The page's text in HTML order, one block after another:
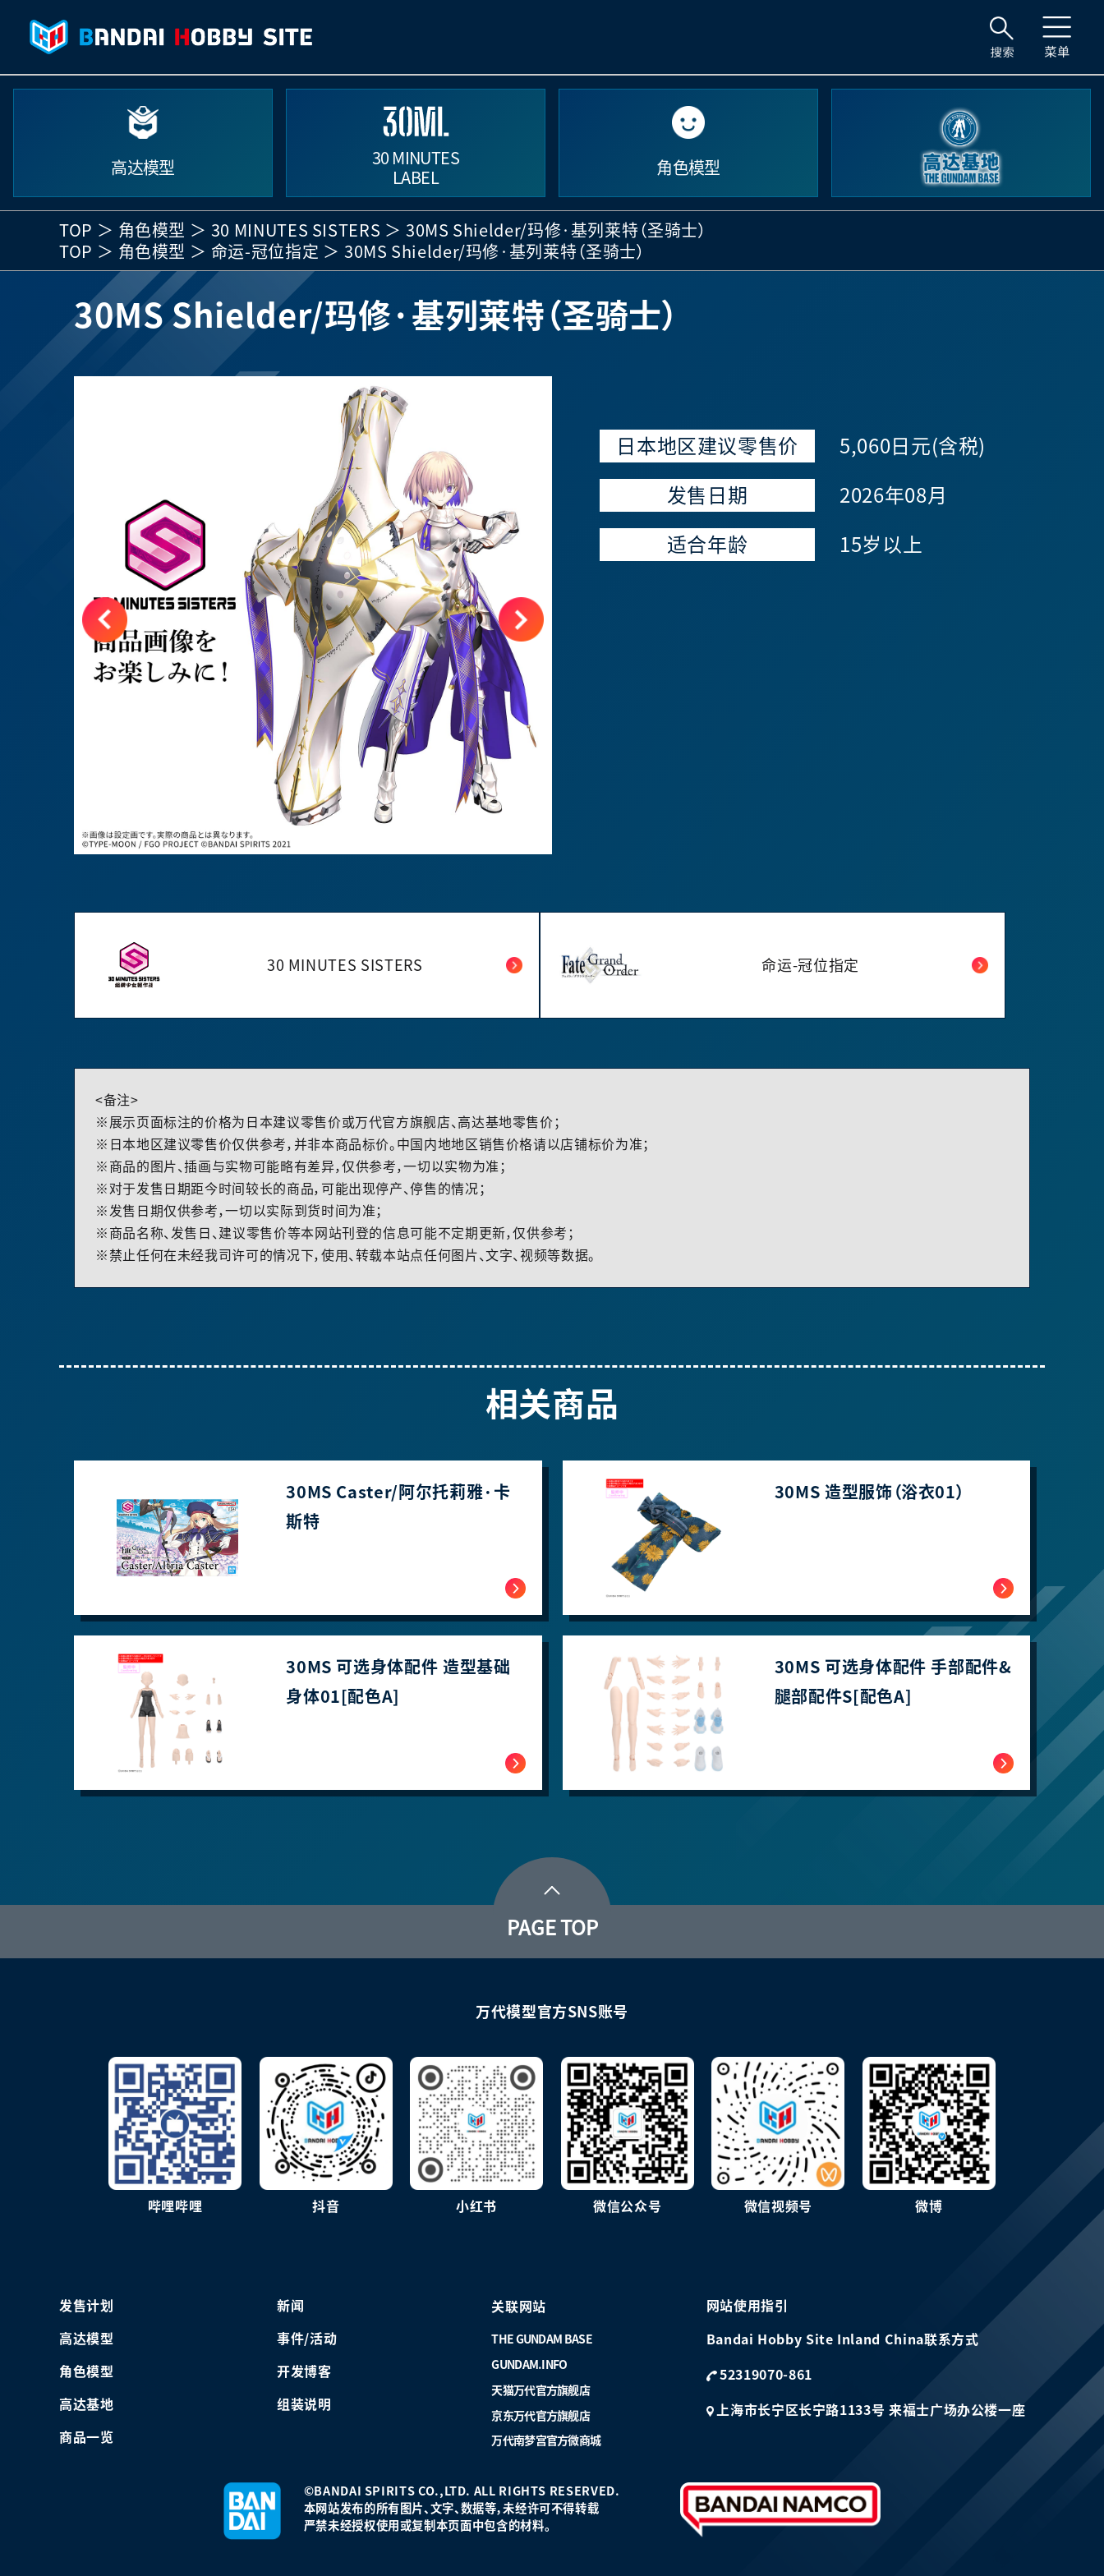
高达模型
30 MINUTES
LABEL
角色模型
TOP 角色模型 30 MINUTES SISTERS
30MS Shielder/玛修·基列莱特（圣骑士）
TOP
角色模型 命运-冠位指定 30MS Shielder/玛修·基列莱特（圣骑士）
30MS Shielder/玛修·基列莱特（圣骑士）
日本地区建议零售价 5,060日元(含税)
发售日期 2026年08月
适合年龄 15岁以上
30 MINUTES SISTERS 命运-冠位指定
<备注>
※展示页面标注的价格为日本建议零售价或万代官方旗舰店、高达基地零售价；
※日本地区建议零售价仅供参考，并非本商品标价。中国内地地区销售价格请以店铺标价为准；
※商品的图片、插画与实物可能略有差异，仅供参考，一切以实物为准；
※对于发售日期距今时间较长的商品，可能出现停产、停售的情况；
※发售日期仅供参考，一切以实际到货时间为准；
※商品名称、发售日、建议零售价等本网站刊登的信息可能不定期更新，仅供参考；
※禁止任何在未经我司许可的情况下，使用、转载本站点任何图片、文字、视频等数据。
相关商品
30MS Caster/阿尔托莉雅·卡
斯特
30MS 造型服饰（浴衣01）
30MS 可选身体配件 造型基础
身体01[配色A]
30MS 可选身体配件 手部配件&
腿部配件S[配色A]
PAGE TOP
万代模型官方SNS账号
哔哩哔哩 抖音 小红书 微信公众号 微信视频号 微博
发售计划
高达模型
角色模型
高达基地
商品一览
新闻
事件/活动
开发博客
组装说明
关联网站
THE GUNDAM BASE
GUNDAM.INFO
天猫万代官方旗舰店
京东万代官方旗舰店
万代南梦宫官方微商城
网站使用指引
Bandai Hobby Site Inland China联系方式
52319070-861
上海市长宁区长宁路1133号 来福士广场办公楼一座
©BANDAI SPIRITS CO.,LTD. ALL RIGHTS RESERVED.
本网站发布的所有图片、文字、数据等，未经许可不得转载
严禁未经授权使用或复制本页面中包含的材料。